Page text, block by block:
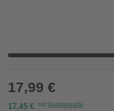
17,99 €
17,45 € mit Kundenkarte